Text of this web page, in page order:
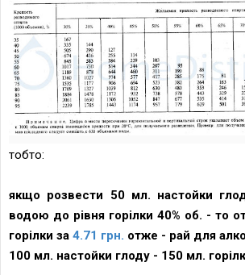
тобто:
якщо розвести 50 мл. настойки
водою до рівня горілки 40% об. - то
горілки за 4.71 грн. отже - рай для
100 мл. настойки глоду - 150 мл.